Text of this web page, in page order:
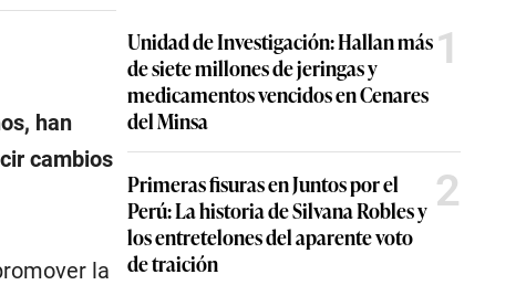
han
cambios
la
Unidad de Investigación: Hallan más
de siete millones de jeringas y
medicamentos vencidos en Cenares
del Minsa
1
Primeras fisuras en Juntos por el
Perú: La historia de Silvana Robles y
los entretelones del aparente voto
de traición
2